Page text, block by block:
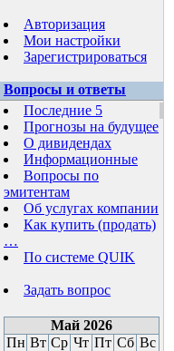
Авторизация
Мои настройки
Зарегистрироваться
Вопросы и ответы
Последние 5
Прогнозы на будущее
О дивидендах
Информационные
Вопросы по
эмитентам
Об услугах компании
Как купить (продать)
…
По системе QUIK
Задать вопрос
Май 2026
Пн Вт Ср Чт Пт Сб Вс